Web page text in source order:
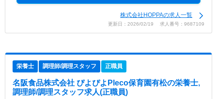
株式会社HOPPAの求人一覧
更新日：2026/02/19 求人番号：9687109
栄養士 調理師/調理スタッフ 正職員
名阪食品株式会社 ぴよぴよPleco保育園有松の栄養士,
調理師/調理スタッフ求人(正職員)